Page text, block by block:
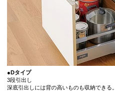
●Dタイプ
3段引出し
深底引出しには背の高いものも収納できる。